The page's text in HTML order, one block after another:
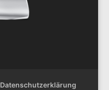
Datenschutzerklärung